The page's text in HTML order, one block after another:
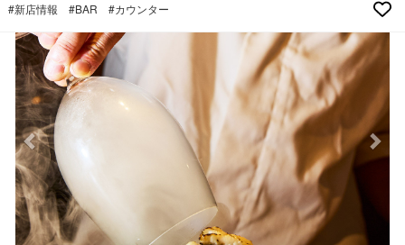
#新店情報 #BAR #カウンター